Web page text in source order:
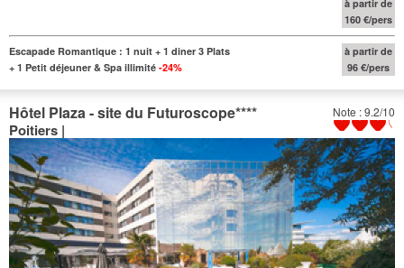
à partir de
160 €/pers
Escapade Romantique : 1 nuit + 1 diner 3 Plats
+ 1 Petit déjeuner & Spa illimité -24%
à partir de
96 €/pers
Note : 9.2/10
Hôtel Plaza - site du Futuroscope****
Poitiers |